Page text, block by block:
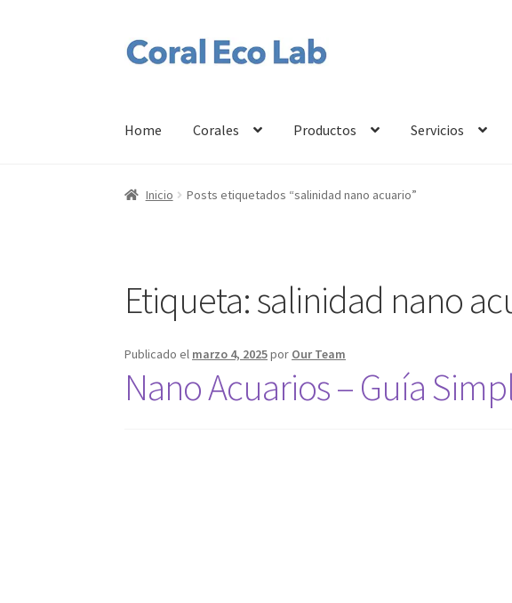
Ir
Ir
al
Home Corales Productos Servicios
Inicio Posts etiquetados “salinidad nano acuario”
Etiqueta:salinidad nano
Publicado el marzo 4, 2025por Our Team
Nano Acuarios – Guía